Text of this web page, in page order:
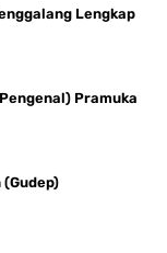
Lengkap
Pramuka
(Gudep)